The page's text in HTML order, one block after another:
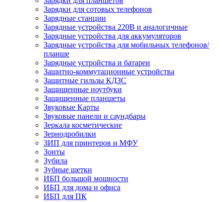
Зарядки для сотовых телефонов
Зарядные станции
Зарядные устройства 220В и аналогичные
Зарядные устройства для аккумуляторов
Зарядные устройства для мобильных телефонов/
планше
Зарядные устройства и батареи
Защитно-коммутационные устройства
Защитные гильзы КДЗС
Защищенные ноутбуки
Защищенные планшеты
Звуковые Карты
Звуковые панели и саундбары
Зеркала косметические
Зернодробилки
ЗИП для принтеров и МФУ
Зонты
Зубила
Зубные щетки
ИБП большой мощности
ИБП для дома и офиса
ИБП для ПК